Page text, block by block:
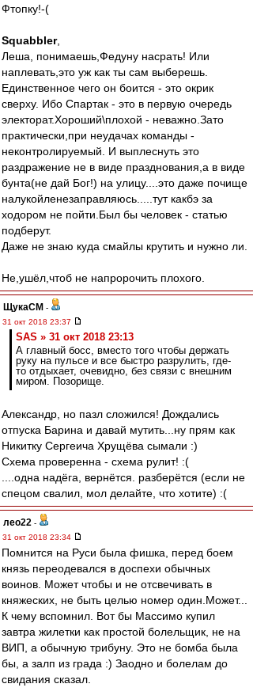
Фтопку!-(
Squabbler,
Леша, понимаешь,Федуну насрать! Или
наплевать,это уж как ты сам выберешь.
Единственное чего он боится - это окрик
сверху. Ибо Спартак - это в первую очередь
электорат.Хороший\плохой - неважно.Зато
практически,при неудачах команды -
неконтролируемый. И выплеснуть это
раздражение не в виде празднования,а в виде
бунта(не дай Бог!) на улицу....это даже почище
налукойленезаправляюсь.....тут какбэ за
ходором не пойти.Был бы человек - статью
подберут.
Даже не знаю куда смайлы крутить и нужно ли.
Не,ушёл,чтоб не напророчить плохого.
ЩукаСМ -
31 окт 2018 23:37
SAS » 31 окт 2018 23:13
А главный босс, вместо того чтобы держать
руку на пульсе и все быстро разрулить, где-
то отдыхает, очевидно, без связи с внешним
миром. Позорище.
Александр, но пазл сложился! Дождались
отпуска Барина и давай мутить...ну прям как
Никитку Сергеича Хрущёва сымали :)
Схема проверенна - схема рулит! :(
....одна надёга, вернётся. разберётся (если не
спецом свалил, мол делайте, что хотите) :(
лео22 -
31 окт 2018 23:34
Помнится на Руси была фишка, перед боем
князь переодевался в доспехи обычных
воинов. Может чтобы и не отсвечивать в
княжеских, не быть целью номер один.Может...
К чему вспомнил. Вот бы Массимо купил
завтра жилетки как простой болельщик, не на
ВИП, а обычную трибуну. Это не бомба была
бы, а залп из града :) Заодно и болелам до
свидания сказал.